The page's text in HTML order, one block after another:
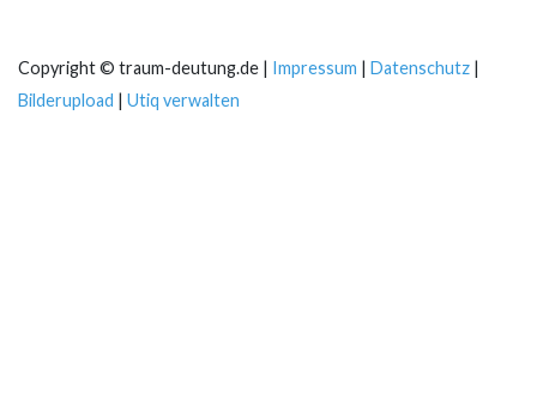
Copyright © traum-deutung.de | Impressum | Datenschutz |
Bilderupload | Utiq verwalten